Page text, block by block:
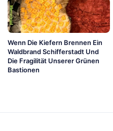
Wenn Die Kiefern Brennen Ein
Waldbrand Schifferstadt Und
Die Fragilität Unserer Grünen
Bastionen